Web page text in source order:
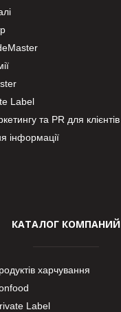
Label
та PR для клієнтів
інформації
КАТАЛОГ КОМПАНИЙ
харчування
Label